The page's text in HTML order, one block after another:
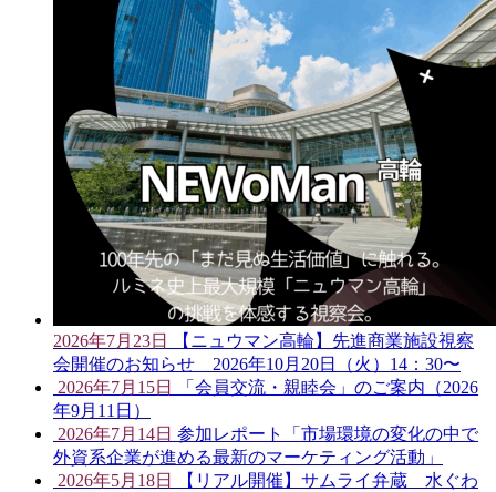
2026年7月23日
【ニュウマン高輪】先進商業施設視察
会開催のお知らせ 2026年10月20日（火）14：30〜
2026年7月15日
「会員交流・親睦会」のご案内（2026
年9月11日）
2026年7月14日 参加レポート「市場環境の変化の中で
外資系企業が進める最新のマーケティング活動」
2026年5月18日
【リアル開催】サムライ弁蔵 水ぐわ